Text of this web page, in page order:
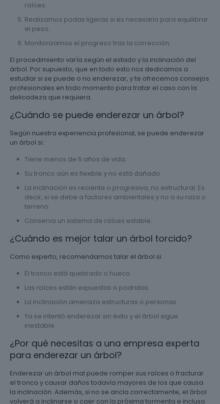
raíces.
Realizamos podas ligeras si es necesario para equilibrar
el peso.
Monitorizamos el progreso tras la corrección.
El procedimiento varía según el estado y la inclinación del
árbol. Por supuesto, que en todo esto nos dedicamos a
estudiar si se puede o no enderezar, y te ofrecemos consejos
profesionales en todo momento para tratar el caso con la
delicadeza que requiera.
¿Cuándo se puede enderezar un árbol?
Según nuestra experiencia profesional, se puede enderezar
un árbol si:
Tiene menos de 5 años de vida.
Su tronco aún es flexible y no está dañado.
La inclinación es reciente o progresiva, no estructural. Es
decir, si se debe a factores ambientales y no a su raza o
terreno.
Conserva un sistema de raíces estable.
¿Cuándo es mejor talar un árbol torcido?
Como experto, recomendamos talar el árbol si:
El tronco está quebrado o hueco.
Las raíces están expuestas o podridas.
La inclinación amenaza estructuras o personas.
Ya se intentó enderezar sin éxito y el árbol sigue
inestable.
¿Por qué necesitas a una empresa experta
para enderezar un árbol?
Enderezar un árbol mal puede romper sus raíces o fracturar
el tronco y causar daños todavía mayores de los que causa
la inclinación. Además, si no se ancla correctamente, el árbol
volverá a inclinarse o caer con la próxima tormenta e incluso